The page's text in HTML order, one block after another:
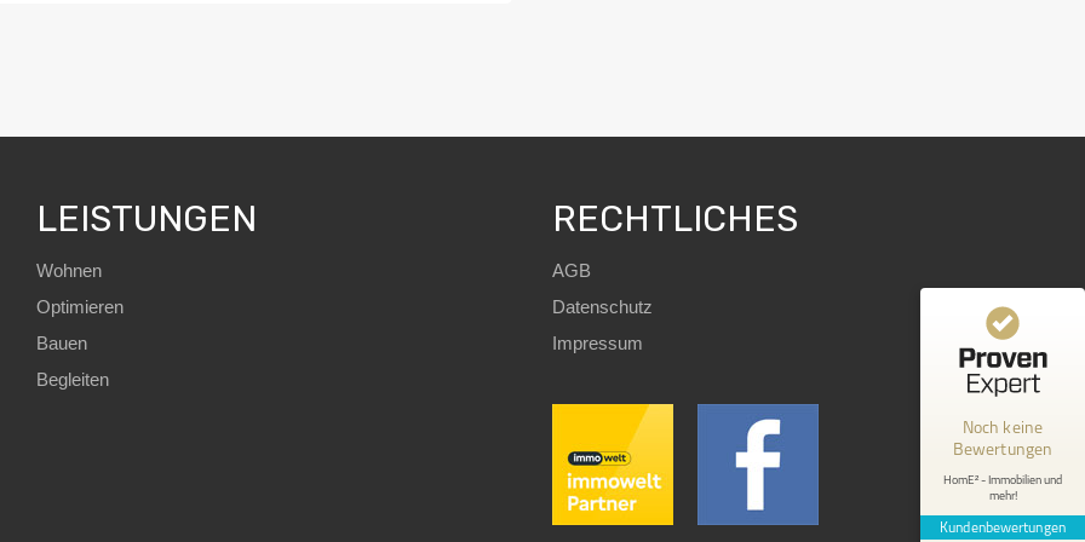
LEISTUNGEN
Wohnen
Optimieren
Bauen
Begleiten
RECHTLICHES
AGB
Datenschutz
Impressum
Noch keine
Bewertungen
HomE² - Immobilien und
mehr!
Kundenbewertungen
Kundenbewertungen und Erfahrungen zu
HomE² - Immobilien und mehr!
MANGELHAFT
0,00 / 5,00
Erfahren Sie mehr über dieses Bewertungssiegel
1.1.1970